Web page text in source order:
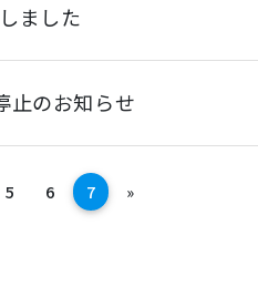
ました
止のお知らせ
5 6 7 »次へ